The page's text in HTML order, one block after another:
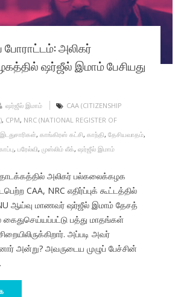
போராட்டம்: அலிகர்
ஷர்ஜீல் இமாம் பேசியது
ஷர்ஜீல் இமாம்
CAA (CITIZENSHIP
, CPM, NRC (NATIONAL REGISTER OF
இடதுசாரிகள், காங்கிரஸ் கட்சி, காந்தி, தேசியவாதம்,
, பரேல்வி, முஸ்லிம் லீக், ஷர்ஜீல் இமாம்
அலிகர் பல்கலைக்கழக
CAA, NRC எதிர்ப்புக் கூட்டத்தில்
ஆய்வு மாணவர் ஷர்ஜீல் இமாம் தேசத்
கைதுசெய்யப்பட்டு பத்து மாதங்கள்
அப்படி அவர்
அன்று? அவருடைய முழுப் பேச்சின்